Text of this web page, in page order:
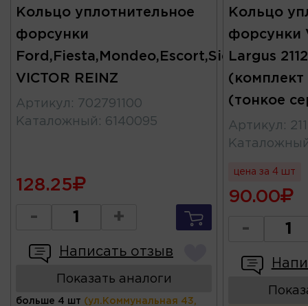
Кольцо уплотнительное
форсунки
Ford,Fiesta,Mondeo,Escort,Sierra
VICTOR REINZ
Артикул :
702791100
Каталожный : 6140095
128.25
- +
Написать отзыв
Показать аналоги
больше 4 шт (ул.Коммунальная 43,
Кольцо
форсунки
Largus
(тонкое
Артикул :
цена за 4 шт
90.00
-